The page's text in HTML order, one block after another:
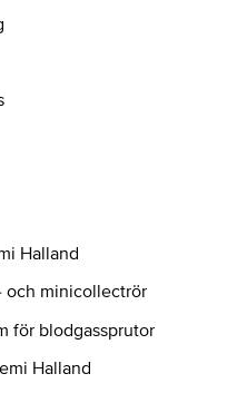
Halland
och minicollectrör
för blodgassprutor
Halland